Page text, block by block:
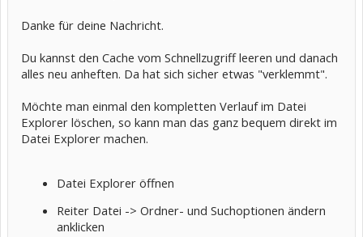
Danke für deine Nachricht.
Du kannst den Cache vom Schnellzugriff leeren und danach
alles neu anheften. Da hat sich sicher etwas "verklemmt".
Möchte man einmal den kompletten Verlauf im Datei
Explorer löschen, so kann man das ganz bequem direkt im
Datei Explorer machen.
Datei Explorer öffnen
Reiter Datei -> Ordner- und Suchoptionen ändern
anklicken